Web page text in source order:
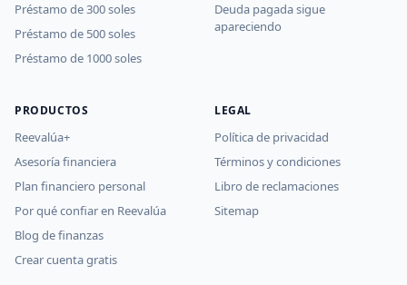
Préstamo de 300 soles
Préstamo de 500 soles
Préstamo de 1000 soles
Deuda pagada sigue
apareciendo
PRODUCTOS
Reevalúa+
Asesoría financiera
Plan financiero personal
Por qué confiar en Reevalúa
Blog de finanzas
Crear cuenta gratis
LEGAL
Política de privacidad
Términos y condiciones
Libro de reclamaciones
Sitemap